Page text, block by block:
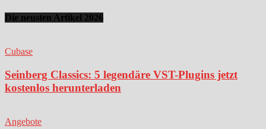
Die neusten Artikel 2026
Cubase
Seinberg Classics: 5 legendäre VST-Plugins jetzt
kostenlos herunterladen
Angebote